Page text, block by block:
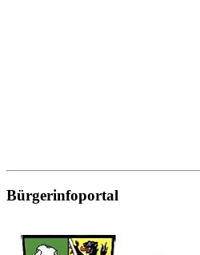
Bürgerinfoportal